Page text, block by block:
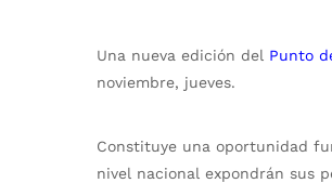
Una nueva edición del Punto
noviembre, jueves.
Constituye una oportunidad
nivel nacional expondrán sus